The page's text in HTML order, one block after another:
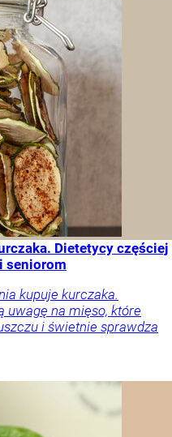
Dietetycy częściej
seniorom
kupuje kurczaka.
uwagę na mięso, które
i świetnie sprawdza